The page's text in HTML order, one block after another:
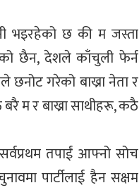
भइरहेको छ की म जस्ता
छैन, देशले काँचुली फेर्न
गरेको बाख्रा नेता र
म र बाख्रा साथीहरू, कठै
तपाईं आफ्नो सोच
पार्टीलाई हैन सक्षम